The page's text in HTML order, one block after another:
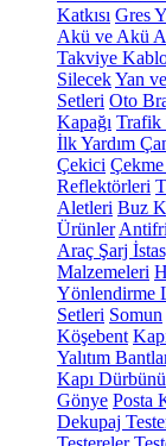
Katkısı Gres
Akü ve Akü
Takviye
SilecekYan
Setleri Oto
Kapağı Trafik
İlk Yardım
Çekici Çekme
Reflektörleri
Aletleri Buz
Ürünler
Araç Şarj
Malzemeleri
Yönlendirme
Setleri Somun
Köşebent
Yalıtım
Kapı Dürbünü
Gönye Posta
Dekupaj